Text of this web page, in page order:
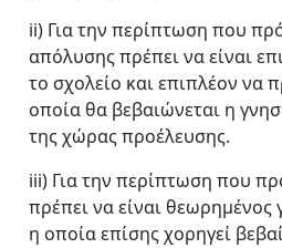
ii) Για την περίπτωση που
απόλυσης πρέπει να είναι
το σχολείο και επιπλέον να
οποία θα βεβαιώνεται η
της χώρας προέλευσης.
iii) Για την περίπτωση που
πρέπει να είναι θεωρημένος
η οποία επίσης χορηγεί